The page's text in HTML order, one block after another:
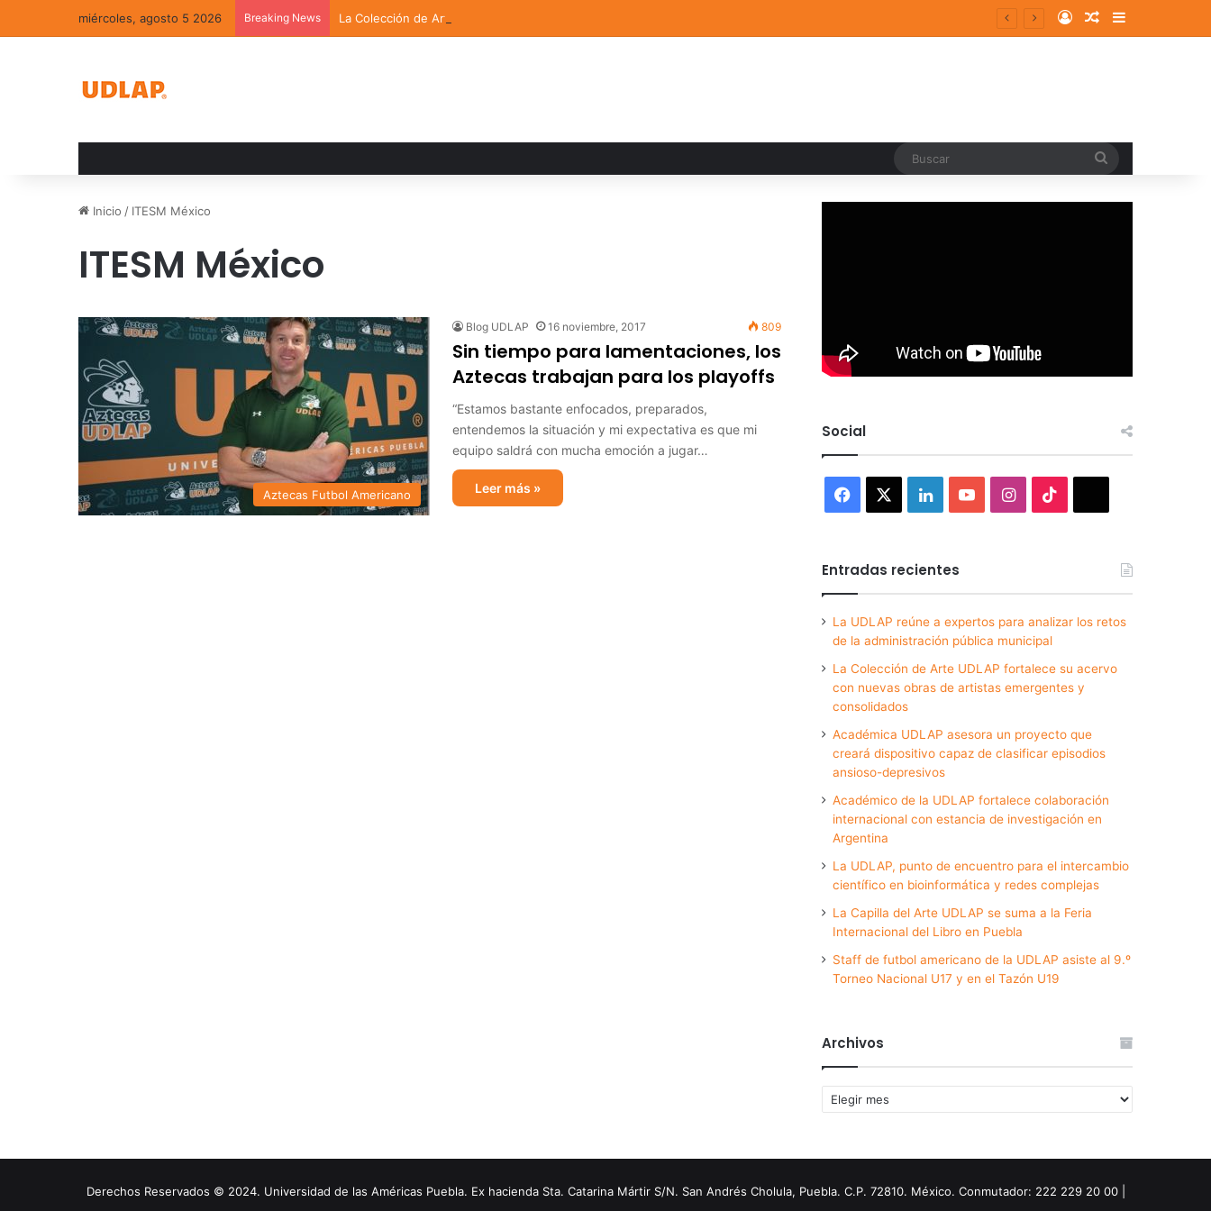
miércoles, agosto 5 2026 Breaking News La Colección de Arte UDLAP fortalece su acervo con nuevas obras de artistas emergentes y consolidados Log InRandom Article
Sidebar
Inicio / ITESM México
ITESM México
Aztecas Futbol Americano
Blog UDLAP 16 noviembre, 2017 809
Sin tiempo para lamentaciones, los
Aztecas trabajan para los playoffs
“Estamos bastante enfocados, preparados,
entendemos la situación y mi expectativa es que mi
equipo saldrá con mucha emoción a jugar…
Leer más »
Social
Facebook LinkedInYouTubeInstagram
Entradas recientes
La UDLAP reúne a expertos para analizar los retos
de la administración pública municipal
La Colección de Arte UDLAP fortalece su acervo
con nuevas obras de artistas emergentes y
consolidados
Académica UDLAP asesora un proyecto que
creará dispositivo capaz de clasificar episodios
ansioso-depresivos
Académico de la UDLAP fortalece colaboración
internacional con estancia de investigación en
Argentina
La UDLAP, punto de encuentro para el intercambio
científico en bioinformática y redes complejas
La Capilla del Arte UDLAP se suma a la Feria
Internacional del Libro en Puebla
Staff de futbol americano de la UDLAP asiste al 9.º
Torneo Nacional U17 y en el Tazón U19
Archivos
Archivos
Derechos Reservados © 2024. Universidad de las Américas Puebla. Ex hacienda Sta. Catarina Mártir S/N. San Andrés Cholula, Puebla. C.P. 72810. México. Conmutador: 222 229 20 00 |